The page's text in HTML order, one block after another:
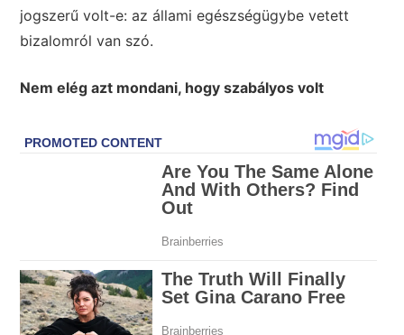
jogszerű volt-e: az állami egészségügybe vetett
bizalomról van szó.
Nem elég azt mondani, hogy szabályos volt